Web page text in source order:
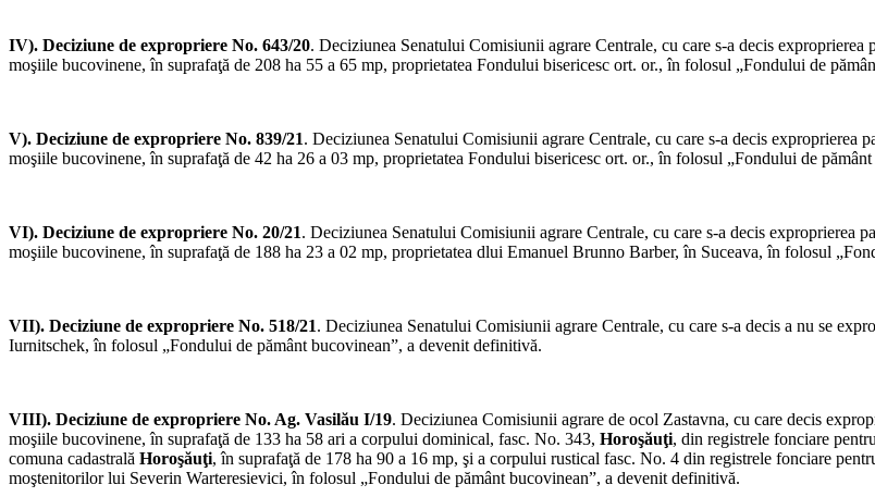
IV). Deciziune de expropriere No. 643/20. Deciziunea Senatului Comisiunii agrare Centrale, cu care s-a decis exproprierea
moşiile bucovinene, în suprafaţă de 208 ha 55 a 65 mp, proprietatea Fondului bisericesc ort. or., în folosul „Fondului de
V). Deciziune de expropriere No. 839/21. Deciziunea Senatului Comisiunii agrare Cen­trale, cu care s-a decis exproprierea
moşiile bucovinene, în suprafaţă de 42 ha 26 a 03 mp, proprietatea Fondului bisericesc ort. or., în folosul „Fondului de
VI). Deciziune de expropriere No. 20/21. Deciziunea Senatului Comisiunii agrare Cen­trale, cu care s-a decis exproprierea
moşiile bucovinene, în suprafaţă de 188 ha 23 a 02 mp, proprietatea dlui Emanuel Brunno Barber, în Suceava, în folosul
VII). Deciziune de expropriere No. 518/21. Deciziunea Senatului Comisiunii agrare Cen­trale, cu care s-a decis a nu se
Iurnitschek, în folosul „Fondului de pământ bucovinean”, a devenit definitivă.
VIII). Deciziune de expropriere No. Ag. Vasilău I/19. Deciziunea Comisiunii agrare de ocol Zastavna, cu care decis
moşiile bucovinene, în suprafaţă de 133 ha 58 ari a corpului dominical, fasc. No. 343, Horoşăuţi, din registrele fonciare
comuna cadastrală Horoşăuţi, în suprafaţă de 178 ha 90 a 16 mp, şi a corpului rustical fasc. No. 4 din registrele fonciare
moştenitorilor lui Severin Warteresievici, în folosul „Fondului de pământ bucovinean”, a devenit definitivă.